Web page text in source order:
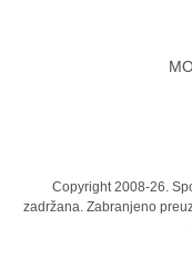
Copyright 2008-26.
zadržana. Zabranjeno